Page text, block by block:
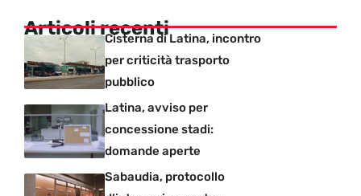
Articoli recentiCisterna di Latina, incontro
per criticità trasporto
pubblico
Latina, avviso per
concessione stadi:
domande aperte
Sabaudia, protocollo